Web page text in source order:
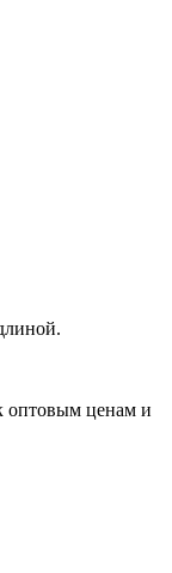
оптовым ценам и